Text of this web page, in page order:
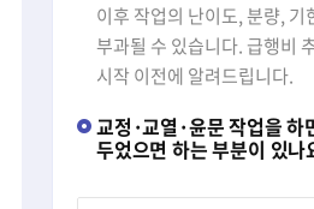
이후 작업의 난이도, 분량,
부과될 수 있습니다. 급행비
시작 이전에 알려드립니다.
교정·교열·윤문 작업을 하
두었으면 하는 부분이 있나